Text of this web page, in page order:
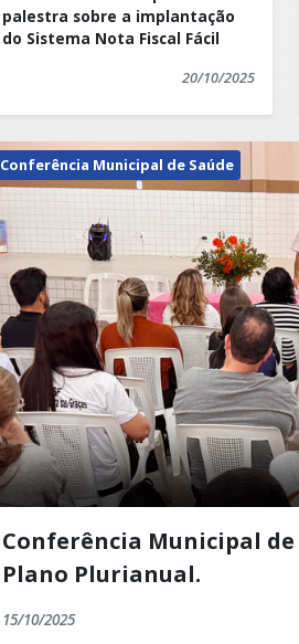
palestra sobre a implantação
do Sistema Nota Fiscal Fácil
20/10/2025
Conferência Municipal de Saúde
Conferência Municipal de
Plano Plurianual.
15/10/2025